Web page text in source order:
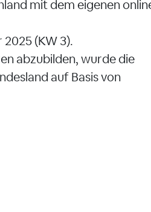
mit dem eigenen
(KW 3).
abzubilden, wurde die
auf Basis von